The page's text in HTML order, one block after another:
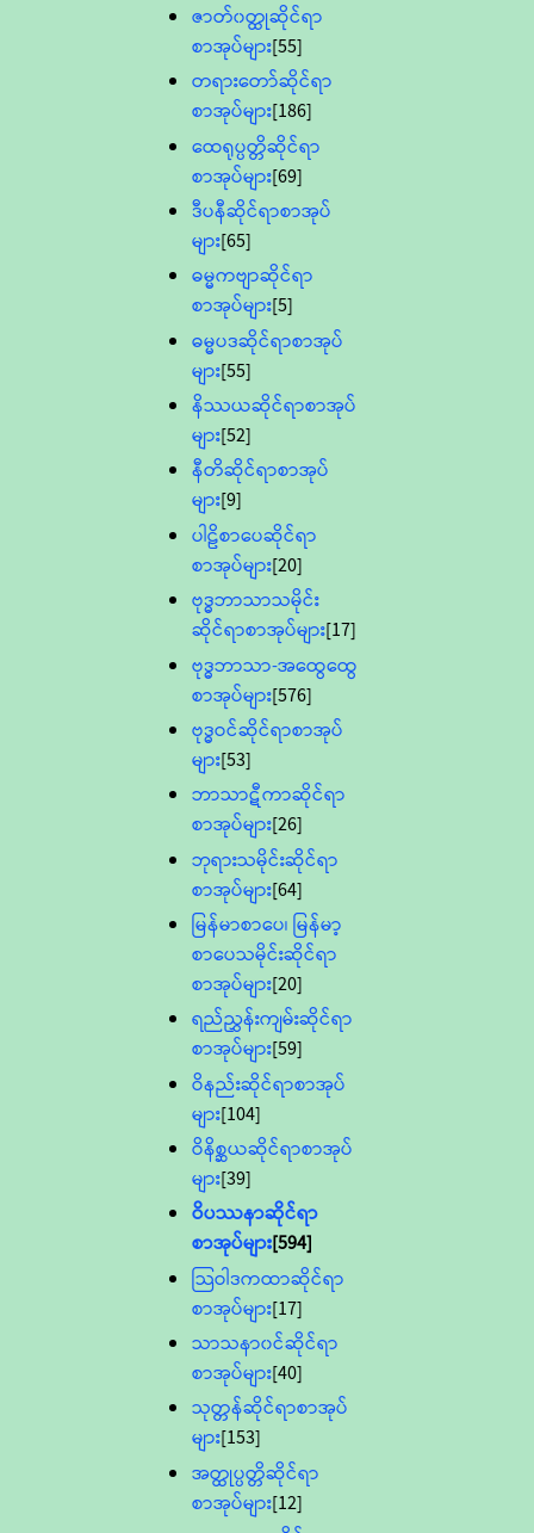
ဇာတ်၀တ္ထုဆိုင်ရာ
စာအုပ်များ[55]
တရားတော်ဆိုင်ရာ
စာအုပ်များ[186]
ထေရုပ္ပတ္တိဆိုင်ရာ
စာအုပ်များ[69]
ဒီပနီဆိုင်ရာစာအုပ်
များ[65]
ဓမ္မကဗျာဆိုင်ရာ
စာအုပ်များ[5]
ဓမ္မပဒဆိုင်ရာစာအုပ်
များ[55]
နိဿယဆိုင်ရာစာအုပ်
များ[52]
နီတိဆိုင်ရာစာအုပ်
များ[9]
ပါဠိစာပေဆိုင်ရာ
စာအုပ်များ[20]
ဗုဒ္ဓဘာသာသမိုင်း
ဆိုင်ရာစာအုပ်များ[17]
ဗုဒ္ဓဘာသာ-အထွေထွေ
စာအုပ်များ[576]
ဗုဒ္ဓဝင်ဆိုင်ရာစာအုပ်
များ[53]
ဘာသာဋီကာဆိုင်ရာ
စာအုပ်များ[26]
ဘုရားသမိုင်းဆိုင်ရာ
စာအုပ်များ[64]
မြန်မာစာပေ၊ မြန်မာ့
စာပေသမိုင်းဆိုင်ရာ
စာအုပ်များ[20]
ရည်ညွှန်းကျမ်းဆိုင်ရာ
စာအုပ်များ[59]
ဝိနည်းဆိုင်ရာစာအုပ်
များ[104]
ဝိနိစ္ဆယဆိုင်ရာစာအုပ်
များ[39]
ဝိပဿနာဆိုင်ရာ
စာအုပ်များ[594]
သြဝါဒကထာဆိုင်ရာ
စာအုပ်များ[17]
သာသနာ၀င်ဆိုင်ရာ
စာအုပ်များ[40]
သုတ္တန်ဆိုင်ရာစာအုပ်
များ[153]
အတ္ထုပ္ပတ္တိဆိုင်ရာ
စာအုပ်များ[12]